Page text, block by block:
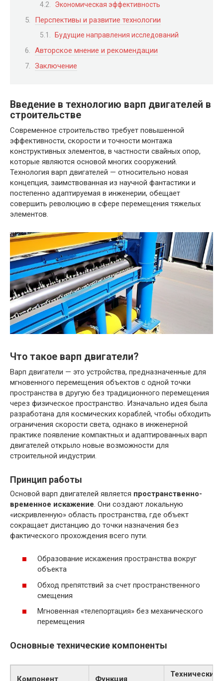
Экономическая эффективность
Перспективы и развитие технологии
Будущие направления исследований
Авторское мнение и рекомендации
Заключение
Введение в технологию варп двигателей в
строительстве
Современное строительство требует повышенной
эффективности, скорости и точности монтажа
конструктивных элементов, в частности свайных опор,
которые являются основой многих сооружений.
Технология варп двигателей — относительно новая
концепция, заимствованная из научной фантастики и
постепенно адаптируемая в инженерии, обещает
совершить революцию в сфере перемещения тяжелых
элементов.
Что такое варп двигатели?
Варп двигатели — это устройства, предназначенные для
мгновенного перемещения объектов с одной точки
пространства в другую без традиционного перемещения
через физическое пространство. Изначально идея была
разработана для космических кораблей, чтобы обходить
ограничения скорости света, однако в инженерной
практике появление компактных и адаптированных варп
двигателей открыло новые возможности для
строительной индустрии.
Принцип работы
Основой варп двигателей является пространственно-
временное искажение. Они создают локальную
«искривленную» область пространства, где объект
сокращает дистанцию до точки назначения без
фактического прохождения всего пути.
Образование искажения пространства вокруг
объекта
Обход препятствий за счет пространственного
смещения
Мгновенная «телепортация» без механического
перемещения
Основные технические компоненты
Компонент Функция
Технические